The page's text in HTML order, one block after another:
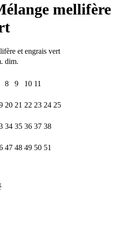
mellifère
dim.
8 9 10 11
20 21 22 23 24 25
34 35 36 37 38
47 48 49 50 51